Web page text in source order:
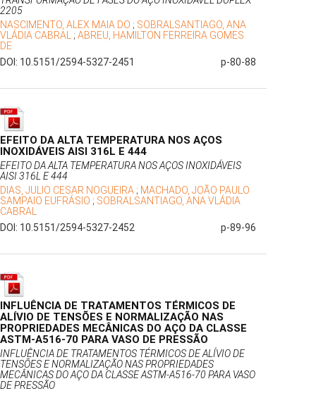
2205
NASCIMENTO, ALEX MAIA DO ; SOBRALSANTIAGO, ANA
VLÁDIA CABRAL ; ABREU, HAMILTON FERREIRA GOMES
DE
DOI: 10.5151/2594-5327-2451
p-80-88
EFEITO DA ALTA TEMPERATURA NOS AÇOS
INOXIDÁVEIS AISI 316L E 444
EFEITO DA ALTA TEMPERATURA NOS AÇOS INOXIDÁVEIS
AISI 316L E 444
DIAS, JULIO CESAR NOGUEIRA ; MACHADO, JOÃO PAULO
SAMPAIO EUFRÁSIO ; SOBRALSANTIAGO, ANA VLÁDIA
CABRAL
DOI: 10.5151/2594-5327-2452
p-89-96
INFLUÊNCIA DE TRATAMENTOS TÉRMICOS DE
ALÍVIO DE TENSÕES E NORMALIZAÇÃO NAS
PROPRIEDADES MECÂNICAS DO AÇO DA CLASSE
ASTM-A516-70 PARA VASO DE PRESSÃO
INFLUÊNCIA DE TRATAMENTOS TÉRMICOS DE ALÍVIO DE
TENSÕES E NORMALIZAÇÃO NAS PROPRIEDADES
MECÂNICAS DO AÇO DA CLASSE ASTM-A516-70 PARA VASO
DE PRESSÃO